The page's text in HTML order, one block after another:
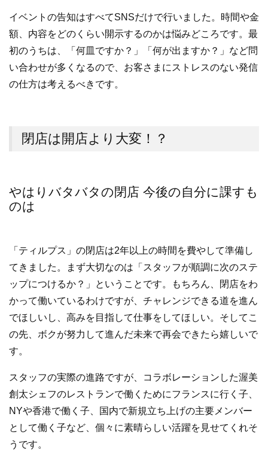
イベントの告知はすべてSNSだけで行いました。時間や金
額、内容をどのくらい開示するのかは悩みどころです。最
初のうちは、「何皿ですか？」「何が出ますか？」など問
い合わせが多くなるので、お客さまにストレスのない発信
の仕方は考えるべきです。
閉店は開店より大変！？
やはりバタバタの閉店 今後の自分に課すも
のは
「ティルプス」の閉店は2年以上の時間を費やして準備し
てきました。まず大切なのは「スタッフが順調に次のステ
ップにつけるか？」ということです。もちろん、閉店をわ
かって働いているわけですが、チャレンジできる道を進ん
でほしいし、高みを目指して仕事をしてほしい。そしてこ
の先、ボクが努力して進んだ未来で再会できたら嬉しいで
す。
スタッフの実際の進路ですが、コラボレーションした渥美
創太シェフのレストランで働くためにフランスに行く子、
NYや香港で働く子、国内で新規立ち上げの主要メンバー
として働く子など、個々に素晴らしい活躍を見せてくれそ
うです。